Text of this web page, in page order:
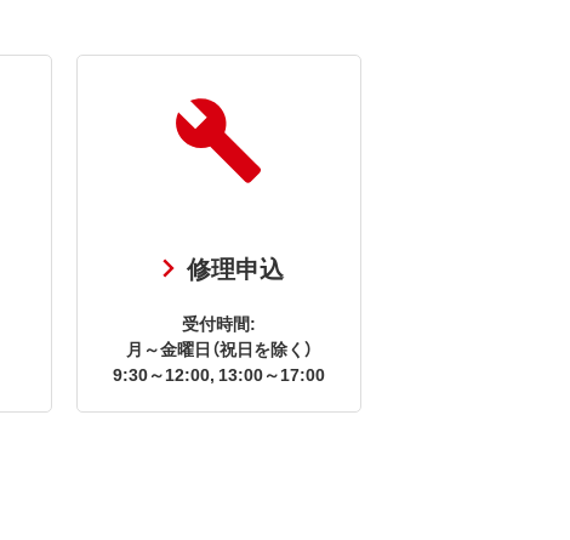
修理申込
受付時間:
月～金曜日（祝日を除く）
9:30～12:00, 13:00～17:00